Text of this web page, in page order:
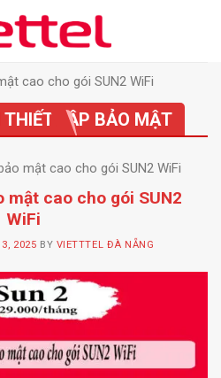
cao cho gói SUN2 WiFi
THIẾT LẬP BẢO MẬT
WIFI
mật cao cho gói SUN2 WiFi
mật cao cho gói SUN2
WiFi
2025 BY VIETTTEL ĐÀ NẴNG